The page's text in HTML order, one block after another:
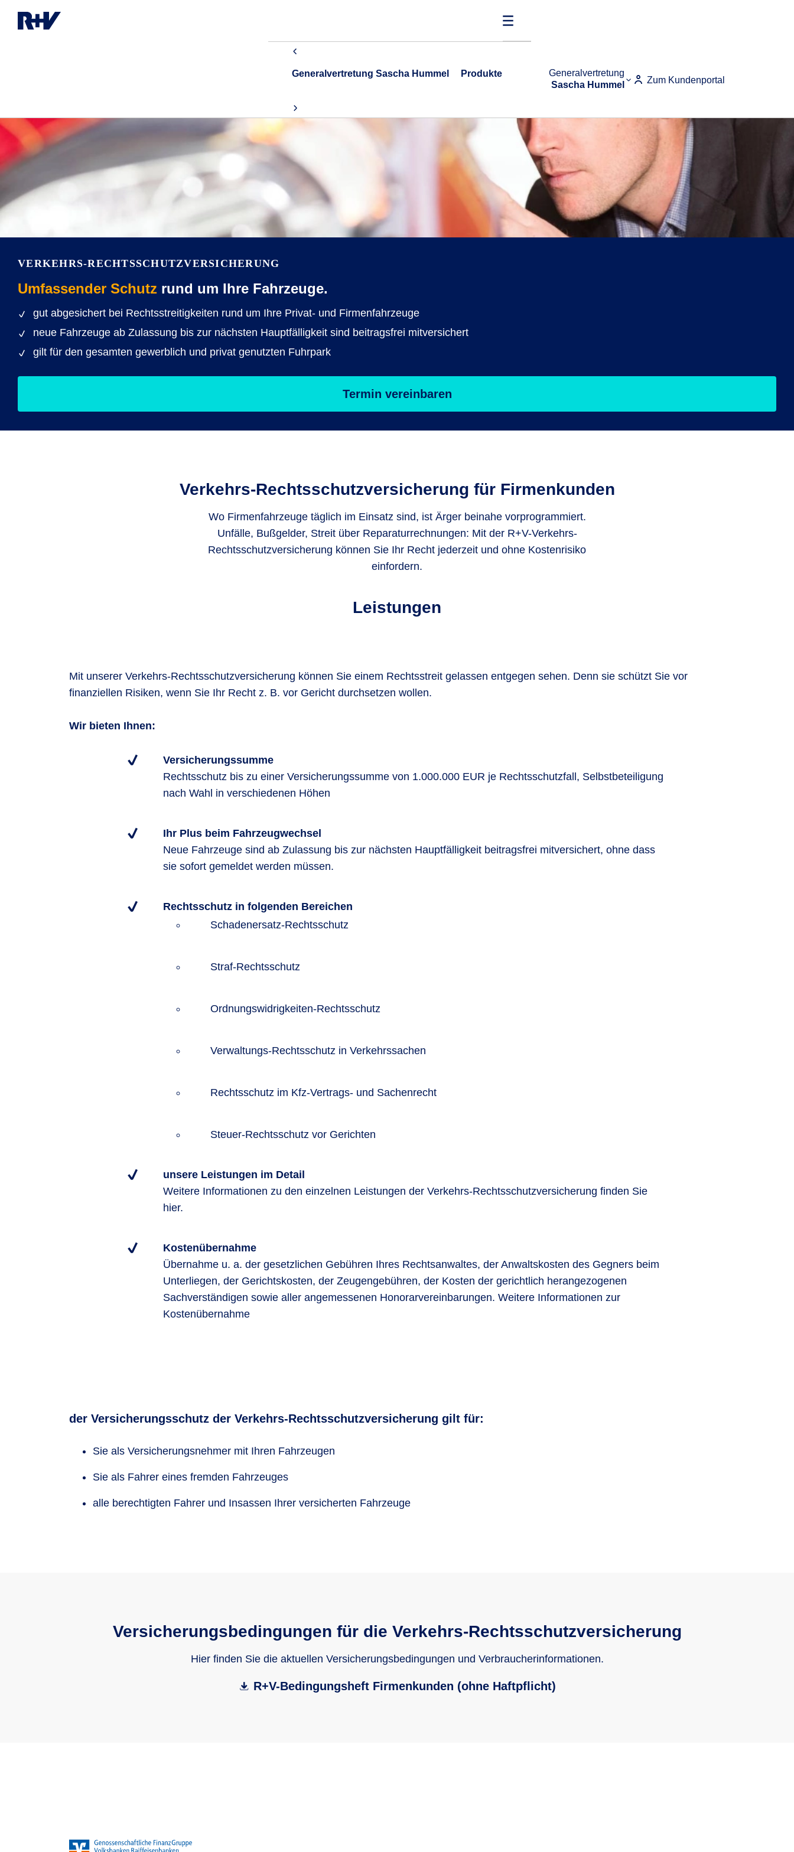
Generalvertretung
Sascha Hummel
Zum Kundenportal
Generalvertretung Sascha Hummel Produkte
VERKEHRS-RECHTSSCHUTZ­VERSICHERUNG
Umfassender Schutz rund um Ihre Fahrzeuge.
gut abgesichert bei Rechtsstreitigkeiten rund um Ihre Privat- und Firmenfahrzeuge
neue Fahrzeuge ab Zulassung bis zur nächsten Hauptfälligkeit sind beitragsfrei mitversichert
gilt für den gesamten gewerblich und privat genutzten Fuhrpark
Termin vereinbaren
Verkehrs-Rechtsschutz­versicherung für Firmenkunden
Wo Firmenfahrzeuge täglich im Einsatz sind, ist Ärger beinahe vorprogrammiert.
Unfälle, Bußgelder, Streit über Reparaturrechnungen: Mit der R+V-Verkehrs-
Rechtsschutzversicherung können Sie Ihr Recht jederzeit und ohne Kostenrisiko
einfordern.
Leistungen
Mit unserer Verkehrs-Rechtsschutzversicherung können Sie einem Rechtsstreit gelassen entgegen sehen. Denn sie schützt Sie vor
finanziellen Risiken, wenn Sie Ihr Recht z. B. vor Gericht durchsetzen wollen.
Wir bieten Ihnen:
Versicherungssumme
Rechtsschutz bis zu einer Versicherungssumme von 1.000.000 EUR je Rechtsschutzfall, Selbstbeteiligung
nach Wahl in verschiedenen Höhen
Ihr Plus beim Fahrzeugwechsel
Neue Fahrzeuge sind ab Zulassung bis zur nächsten Hauptfälligkeit beitragsfrei mitversichert, ohne dass
sie sofort gemeldet werden müssen.
Rechtsschutz in folgenden Bereichen
Schadenersatz-Rechtsschutz
Straf-Rechtsschutz
Ordnungswidrigkeiten-Rechtsschutz
Verwaltungs-Rechtsschutz in Verkehrssachen
Rechtsschutz im Kfz-Vertrags- und Sachenrecht
Steuer-Rechtsschutz vor Gerichten
unsere Leistungen im Detail
Weitere Informationen zu den einzelnen Leistungen der Verkehrs-Rechtsschutzversicherung finden Sie
hier.
Kostenübernahme
Übernahme u. a. der gesetzlichen Gebühren Ihres Rechtsanwaltes, der Anwaltskosten des Gegners beim
Unterliegen, der Gerichtskosten, der Zeugengebühren, der Kosten der gerichtlich herangezogenen
Sachverständigen sowie aller angemessenen Honorarvereinbarungen. Weitere Informationen zur
Kostenübernahme
der Versicherungsschutz der Verkehrs-Rechtsschutzversicherung gilt für:
Sie als Versicherungsnehmer mit Ihren Fahrzeugen
Sie als Fahrer eines fremden Fahrzeuges
alle berechtigten Fahrer und Insassen Ihrer versicherten Fahrzeuge
Versicherungsbedingungen für die Verkehrs-Rechtsschutzversicherung
Hier finden Sie die aktuellen Versicherungsbedingungen und Verbraucherinformationen.
R+V-Bedingungsheft Firmenkunden (ohne Haftpflicht)